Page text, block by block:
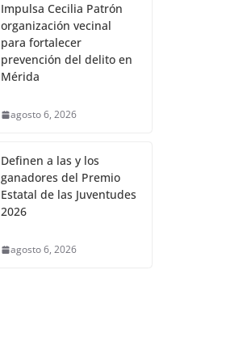
Impulsa Cecilia Patrón
organización vecinal
para fortalecer
prevención del delito en
Mérida
agosto 6, 2026
Definen a las y los
ganadores del Premio
Estatal de las Juventudes
2026
agosto 6, 2026